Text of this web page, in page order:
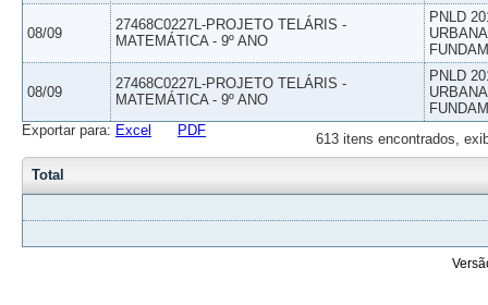
08/09
27468C0227L-PROJETO TELÁRIS -
MATEMÁTICA - 9º ANO
PNLD
08/09
27468C0227L-PROJETO TELÁRIS -
MATEMÁTICA - 9º ANO
PNLD
613 itens encontrados,
Exportar para: Excel PDF
Total